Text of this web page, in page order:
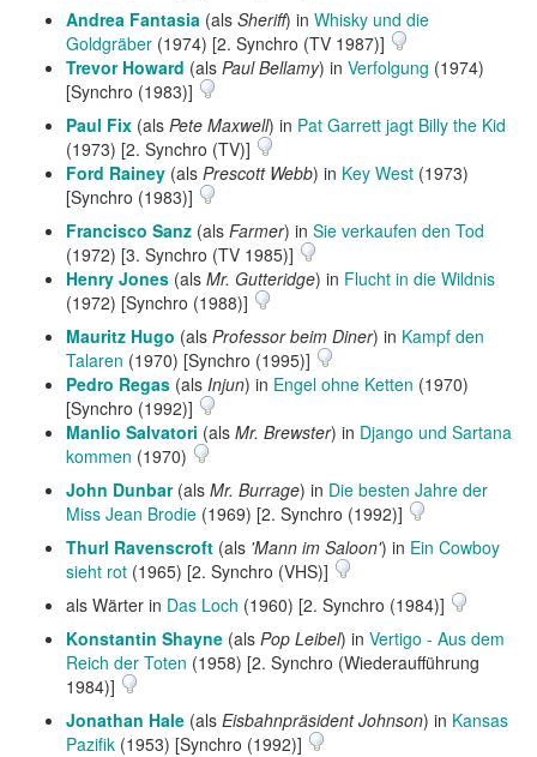
Andrea Fantasia (als Sheriff) in Whisky und die
Goldgräber (1974) [2. Synchro (TV 1987)]
Trevor Howard (als Paul Bellamy) in Verfolgung (1974)
[Synchro (1983)]
Paul Fix (als Pete Maxwell) in Pat Garrett jagt Billy the Kid
(1973) [2. Synchro (TV)]
Ford Rainey (als Prescott Webb) in Key West (1973)
[Synchro (1983)]
Francisco Sanz (als Farmer) in Sie verkaufen den Tod
(1972) [3. Synchro (TV 1985)]
Henry Jones (als Mr. Gutteridge) in Flucht in die Wildnis
(1972) [Synchro (1988)]
Mauritz Hugo (als Professor beim Diner) in Kampf den
Talaren (1970) [Synchro (1995)]
Pedro Regas (als Injun) in Engel ohne Ketten (1970)
[Synchro (1992)]
Manlio Salvatori (als Mr. Brewster) in Django und Sartana
kommen (1970)
John Dunbar(als Mr. Burrage) in Die besten Jahre der
Miss Jean Brodie (1969) [2. Synchro (1992)]
Thurl Ravenscroft (als 'Mann im Saloon') in Ein Cowboy
sieht rot (1965) [2. Synchro (VHS)]
als Wärter in Das Loch (1960) [2. Synchro (1984)]
Konstantin Shayne (als Pop Leibel) in Vertigo - Aus dem
Reich der Toten (1958) [2. Synchro (Wiederaufführung
1984)]
Jonathan Hale (als Eisbahnpräsident Johnson) in Kansas
Pazifik (1953) [Synchro (1992)]